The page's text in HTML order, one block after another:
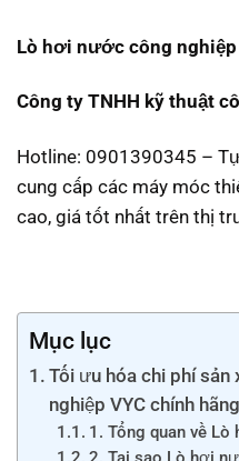
Lò hơi nước công nghiệp
Công ty TNHH kỹ thuật
Hotline: 0901390345 –
cung cấp các máy móc
cao, giá tốt nhất trên thị
Mục lục
Tối ưu hóa chi phí
nghiệp VYC chính
1. Tổng quan về